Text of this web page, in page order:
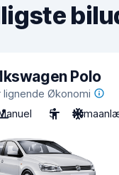
Polo
lignende Økonomi
5